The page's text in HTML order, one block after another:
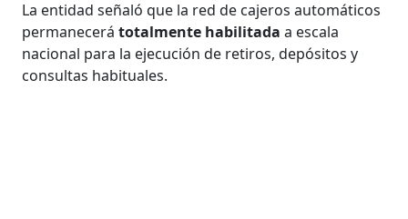
La entidad señaló que la red de cajeros automáticos
permanecerátotalmente habilitada a escala
nacional para la ejecución de retiros, depósitos y
consultas habituales.